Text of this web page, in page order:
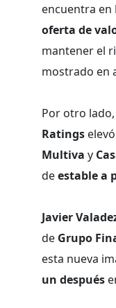
encuentra en
oferta de
mantener el
mostrado en
Por otro
Ratings
Multiva y
deestable a
Javier
de Grupo
esta nueva
un después